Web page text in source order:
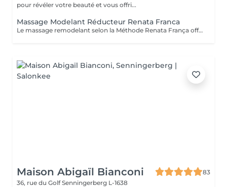
pour révéler votre beauté et vous offri...
Massage Modelant Réducteur Renata Franca
Le massage remodelant selon la Méthode Renata França offre des résultats surprenants, car il a été conçu pour remodeler les adipocytes, c'est-à-dire déplacer la graisse vers les zones appropriées et ainsi mieux dessiner les contours du corps. Le pétrissage et les glissements ne sont que quelques-unes des manuvres qui promettent de redessiner la silhouette et d'offrir des courbes plus harmonieuses.
Maison Abigaïl Bianconi
83
36, rue du GolfSenningerberg L-1638